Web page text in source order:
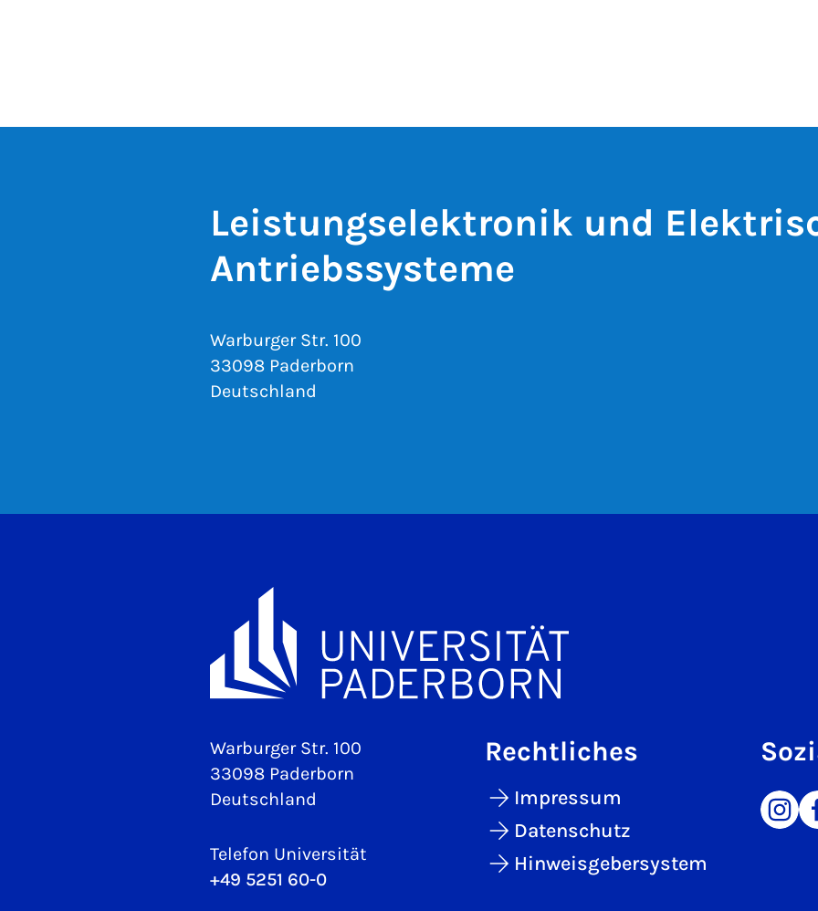
Leistungselektronik und
Antriebssysteme
Warburger Str. 100
33098 Paderborn
Deutschland
Warburger Str. 100
33098 Paderborn
Deutschland
Telefon Universität
+49 5251 60-0
Rechtliches
Impressum
Datenschutz
Hinweisgebersystem